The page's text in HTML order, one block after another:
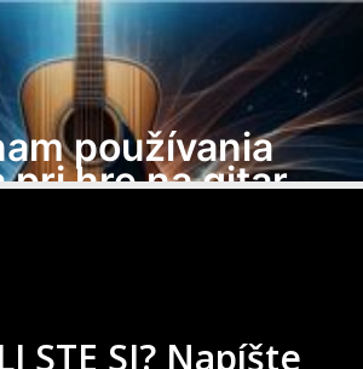
STE SI? Napíšte